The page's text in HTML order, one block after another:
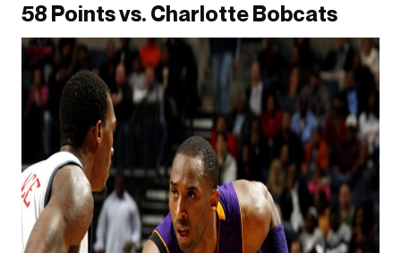
58 Points vs. Charlotte Bobcats